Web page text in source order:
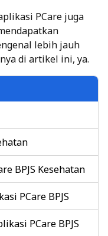
PCare juga
lebih jauh
di artikel ini, ya.
BPJS Kesehatan
PCare BPJS
PCare BPJS